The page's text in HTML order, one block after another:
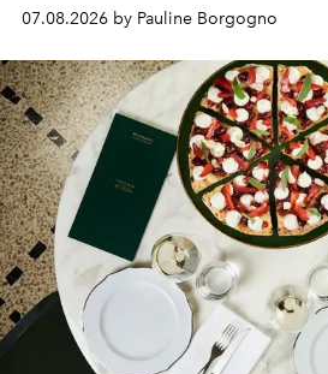
07.08.2026 by Pauline Borgogno